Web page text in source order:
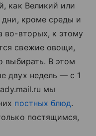
как Великий или
дни, кроме среды и
во-вторых, к этому
свежие овощи,
выбирать. В этом
двух недель — с 1
мы
постных блюд.
постящимся,